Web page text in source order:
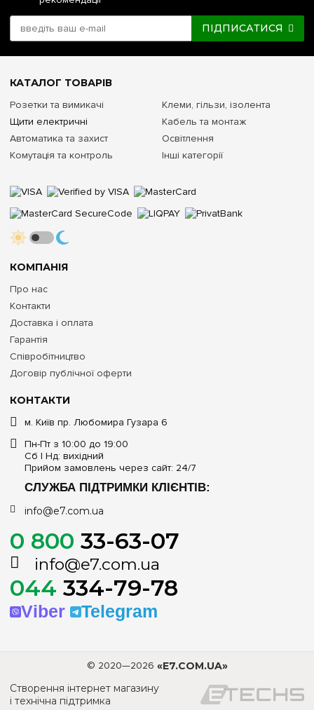
ПІДПИСАТИСЯ
КОНТАКТИ
м. Київ пр. Любомира Гузара 6
Пн-Пт з 10:00 до 19:00
Сб | Нд: вихідний
Прийом замовлень через сайт: 24/7
СЛУЖБА ПІДТРИМКИ КЛІЄНТІВ:
info@e7.com.ua
0 800 33-63-07
info@e7.com.ua
044 334-79-78
Viber Telegram
КОМПАНІЯ
Про нас
Контакти
Доставка і оплата
Гарантія
Співробітництво
Договір публічної оферти
КАТАЛОГ ТОВАРІВ
Розетки та вимикачі
Щити електричні
Автоматика та захист
Комутація та контроль
Клеми, гільзи, ізолента
Кабель та монтаж
Освітлення
Інші категорії
© 2020—2026 «E7.COM.UA»
Створення інтернет магазину
і технічна підтримка